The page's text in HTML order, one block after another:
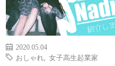
2020.05.04
おしゃれ
女子高生起業家